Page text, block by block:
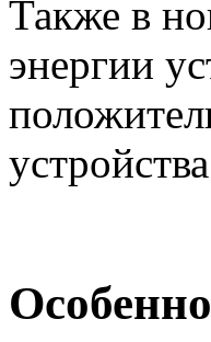
Также в
энергии